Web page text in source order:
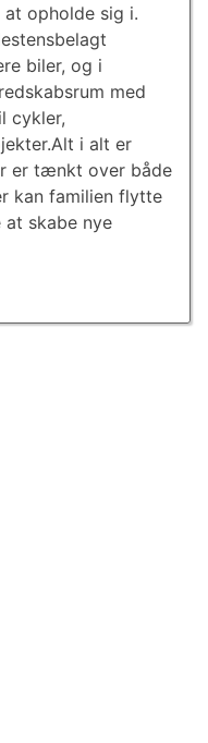
opholde sig i.
biler, og i
med
cykler,
i alt er
er tænkt over både
kan familien flytte
skabe nye